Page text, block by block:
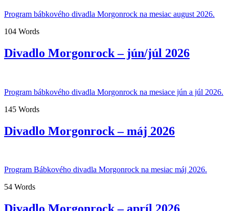
Program bábkového divadla Morgonrock na mesiac august 2026.
104 Words
Divadlo Morgonrock – jún/júl 2026
Program bábkového divadla Morgonrock na mesiace jún a júl 2026.
145 Words
Divadlo Morgonrock – máj 2026
Program Bábkového divadla Morgonrock na mesiac máj 2026.
54 Words